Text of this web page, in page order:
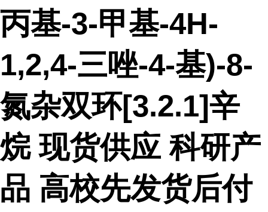
丙基-3-甲基-4H-
1,2,4-三唑-4-基)-8-
氮杂双环[3.2.1]辛
烷 现货供应 科研产
品 高校先发货后付